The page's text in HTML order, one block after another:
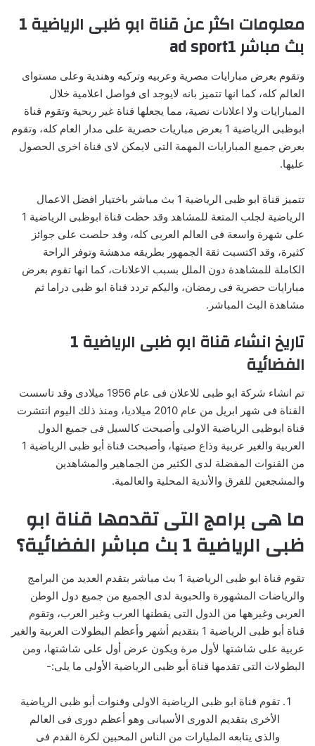
معلومات اكثر عن قناة ابو ظبى الرياضية 1
بث مباشر ad sport1
وتقوم بعرض مبارايات مصرية وعربيه وتركيه وهندية وعلى مستواى
العالم كله، كما انها تتميز بانه لايوجد اى فواصل اعلامية خلال
المبارايات ولا اعلانات نصية، مما يجعلها قناة غير ربحية وتقوم قناة
ابوظبى الرياضية 1 بعرض مباريات حصرية على مدار العام كله، وتقوم
بعرض جميع المبارايات المهمة التى لايمكن لاى قناة اخرى الحصول
عليها.
تتميز قناة ابو ظبى الرياضية 1 بث مباشر باختيار افضل الاعمال
الرياضية لجلب المتعة للمشاهد وقد حظت قناة ابوظبى الرياضية 1
على شهرة واسعة فى العالم العربى كله، وقد حلصت على جوائز
كثيرة، وقد اكتسبت ثقة الجمهور بطريقه مدهشة وتوفر الراحة
الكاملة للمشاهدة دون الملل بسبب الاعلانات، كما انها تقوم بعرض
مبارايات حصرية فى رمضان، واليكم تردد قناة ابو ظبى دراما ثم
مشاهدة البث المباشر.
تاريخ انشاء قناة ابو ظبى الرياضية 1
الفضائية
تم انشاء شركة ابو ظبى للاعلان فى عام 1956 ميلادى وقد تاسست
القناة فى شهر ابريل من عام 2010 ميلاديا، ومنذ ذلك اليوم انتشرت
قناة ابوظيى الرياضية الاولى وأصبحت كالسيل فى جميع الدول
العربية والغير عربية وذاع صيتها، وأصبحت قناة أبو ظبى الرياضية 1
من القنوات المفضلة لدى الكثير من الجماهير والمشاهدين
والمشجعين للفرق والأندية المحلية والعالمية.
ما هى برامج التى تقدمها قناة ابو
ظبى الرياضية 1 بث مباشر الفضائية؟
تقوم قناة ابو ظبى الرياضية 1 بث مباشر بتقدم العديد من البرامج
والرياضات المشهورة والحبوبة لدى الجميع من جميع دول الوطن
العربى وغيرهها من الدول التى يقطنها العرب وغير العرب، وتقوم
قناة أبو ظبى الرياضية 1 بتقديم أشهر وأعظم البطولات العربية والغير
عربية على شاشتها لأول مرة ويكون عرض أول على شاشتها، ومن
البطولات التى تقدمها قناة أبو ظبى الرياضية الأولى ما يلى:-
تقوم قناة ابو ظبى الرياضية الاولى وقنوات أبو ظبى الرياضية
الأخرى بتقديم الدورى الأسبانى وهو أعظم دورى فى العالم
والذى يتابعه المليارات من الناس المحبين لكرة القدم فى